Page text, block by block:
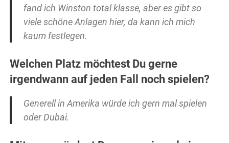
fand ich Winston total klasse, aber es gibt so
viele schöne Anlagen hier, da kann ich mich
kaum festlegen.
Welchen Platz möchtest Du gerne
irgendwann auf jeden Fall noch spielen?
Generell in Amerika würde ich gern mal spielen
oder Dubai.